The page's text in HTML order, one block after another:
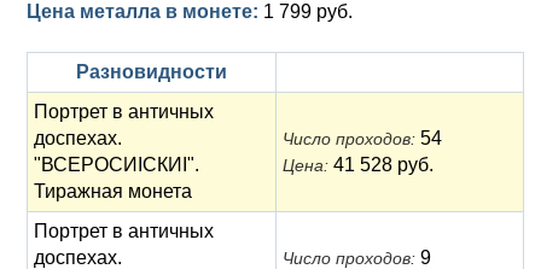
Цена металла в монете: 1 799 руб.
Разновидности
Портрет в античных
доспехах.
"ВСЕРОСИICКИI".
Тиражная монета
Число проходов: 54
Цена: 41 528 руб.
Портрет в античных
доспехах.
Число проходов: 9